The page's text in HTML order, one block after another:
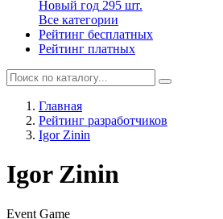
Новый год 295 шт.
Все категории
Рейтинг бесплатных
Рейтинг платных
Главная
Рейтинг разработчиков
Igor Zinin
Igor Zinin
Event Game